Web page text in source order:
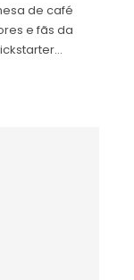
de café
e fãs da